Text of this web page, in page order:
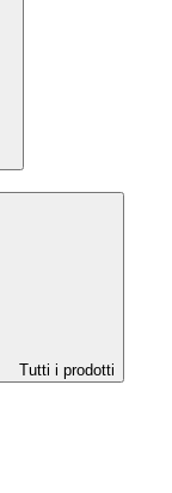
Tutti i prodotti